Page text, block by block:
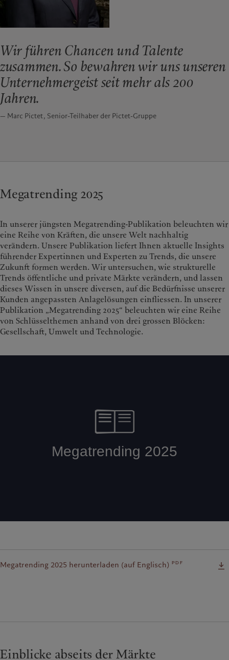
Wir führen Chancen und Talente
zusammen. So bewahren wir uns unseren
Unternehmergeist seit mehr als 200
Jahren.
— Marc Pictet, Senior-Teilhaber der Pictet-Gruppe
Megatrending 2025
In unserer jüngsten Megatrending-Publikation beleuchten wir
eine Reihe von Kräften, die unsere Welt nachhaltig
verändern. Unsere Publikation liefert Ihnen aktuelle Insights
führender Expertinnen und Experten zu Trends, die unsere
Zukunft formen werden. Wir untersuchen, wie strukturelle
Trends öffentliche und private Märkte verändern, und lassen
dieses Wissen in unsere diversen, auf die Bedürfnisse unserer
Kunden angepassten Anlagelösungen einfliessen. In unserer
Publikation „Megatrending 2025“ beleuchten wir eine Reihe
von Schlüsselthemen anhand von drei grossen Blöcken:
Gesellschaft, Umwelt und Technologie.
Megatrending 2025 herunterladen (auf Englisch) pdf
Einblicke abseits der Märkte